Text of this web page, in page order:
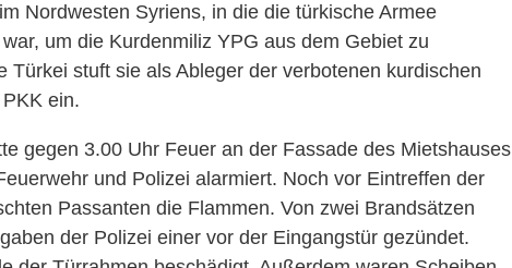
Nordwesten Syriens, in die die türkische Armee
um die Kurdenmiliz YPG aus dem Gebiet zu
Türkei stuft sie als Ableger der verbotenen kurdischen
ein.
gegen 3.00 Uhr Feuer an der Fassade des Mietshauses
und Polizei alarmiert. Noch vor Eintreffen der
Passanten die Flammen. Von zwei Brandsätzen
der Polizei einer vor der Eingangstür gezündet.